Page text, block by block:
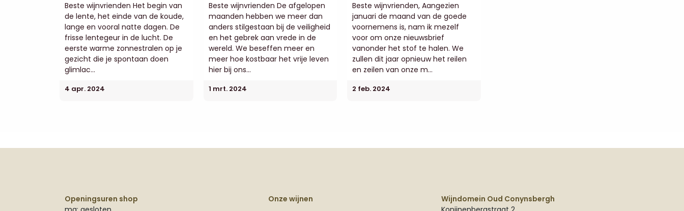
Beste wijnvrienden Het begin van
de lente, het einde van de koude,
lange en vooral natte dagen. De
frisse lentegeur in de lucht. De
eerste warme zonnestralen op je
gezicht die je spontaan doen
glimlac...
4 apr. 2024
Beste wijnvrienden De afgelopen
maanden hebben we meer dan
anders stilgestaan bij de veiligheid
en het gebrek aan vrede in de
wereld. We beseffen meer en
meer hoe kostbaar het vrije leven
hier bij ons...
1 mrt. 2024
Beste wijnvrienden, Aangezien
januari de maand van de goede
voornemens is, nam ik mezelf
voor om onze nieuwsbrief
vanonder het stof te halen. We
zullen dit jaar opnieuw het reilen
en zeilen van onze m...
2 feb. 2024
Openingsuren shop
Onze wijnen
Wijndomein Oud Conynsbergh